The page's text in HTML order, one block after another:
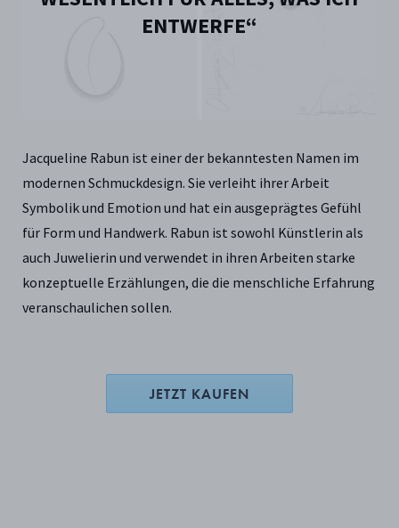
ENTWERFE“
Jacqueline Rabun ist einer der bekanntesten Namen im
modernen Schmuckdesign. Sie verleiht ihrer Arbeit
Symbolik und Emotion und hat ein ausgeprägtes Gefühl
für Form und Handwerk. Rabun ist sowohl Künstlerin als
auch Juwelierin und verwendet in ihren Arbeiten starke
konzeptuelle Erzählungen, die die menschliche Erfahrung
veranschaulichen sollen.
JETZT KAUFEN